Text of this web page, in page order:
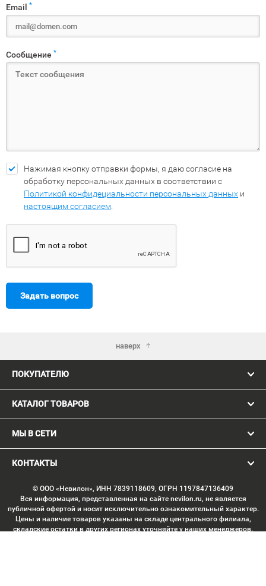
Email *
Сообщение *
Нажимая кнопку отправки формы, я даю согласие на
обработку персональных данных в соответствии с
Политикой конфидециальности персональных данных и
настоящим согласием
Задать вопрос
наверх
ПОКУПАТЕЛЮ
КАТАЛОГ ТОВАРОВ
МЫ В СЕТИ
КОНТАКТЫ
© ООО «Невилон», ИНН 7839118609, ОГРН 1197847136409
Вся информация, представленная на сайте nevilon.ru, не является
публичной офертой и носит исключительно ознакомительный характер.
Цены и наличие товаров указаны на складе центрального филиала,
складские остатки в других регионах уточняйте у наших менеджеров.